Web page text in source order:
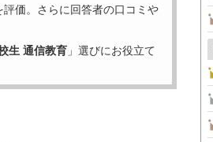
評価。さらに回答者の口コミや
生 通信教育 」選びにお役立て